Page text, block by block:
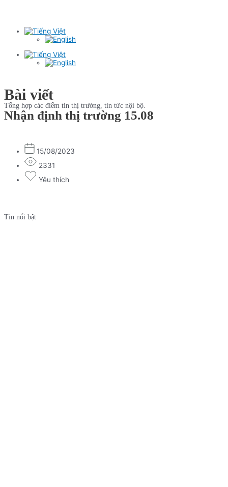
Bài viết
Tổng hợp các điểm tin thị trường, tin tức nội bộ.
Nhận định thị trường 15.08
15/08/2023
2331
Yêu thích
Tin nổi bật